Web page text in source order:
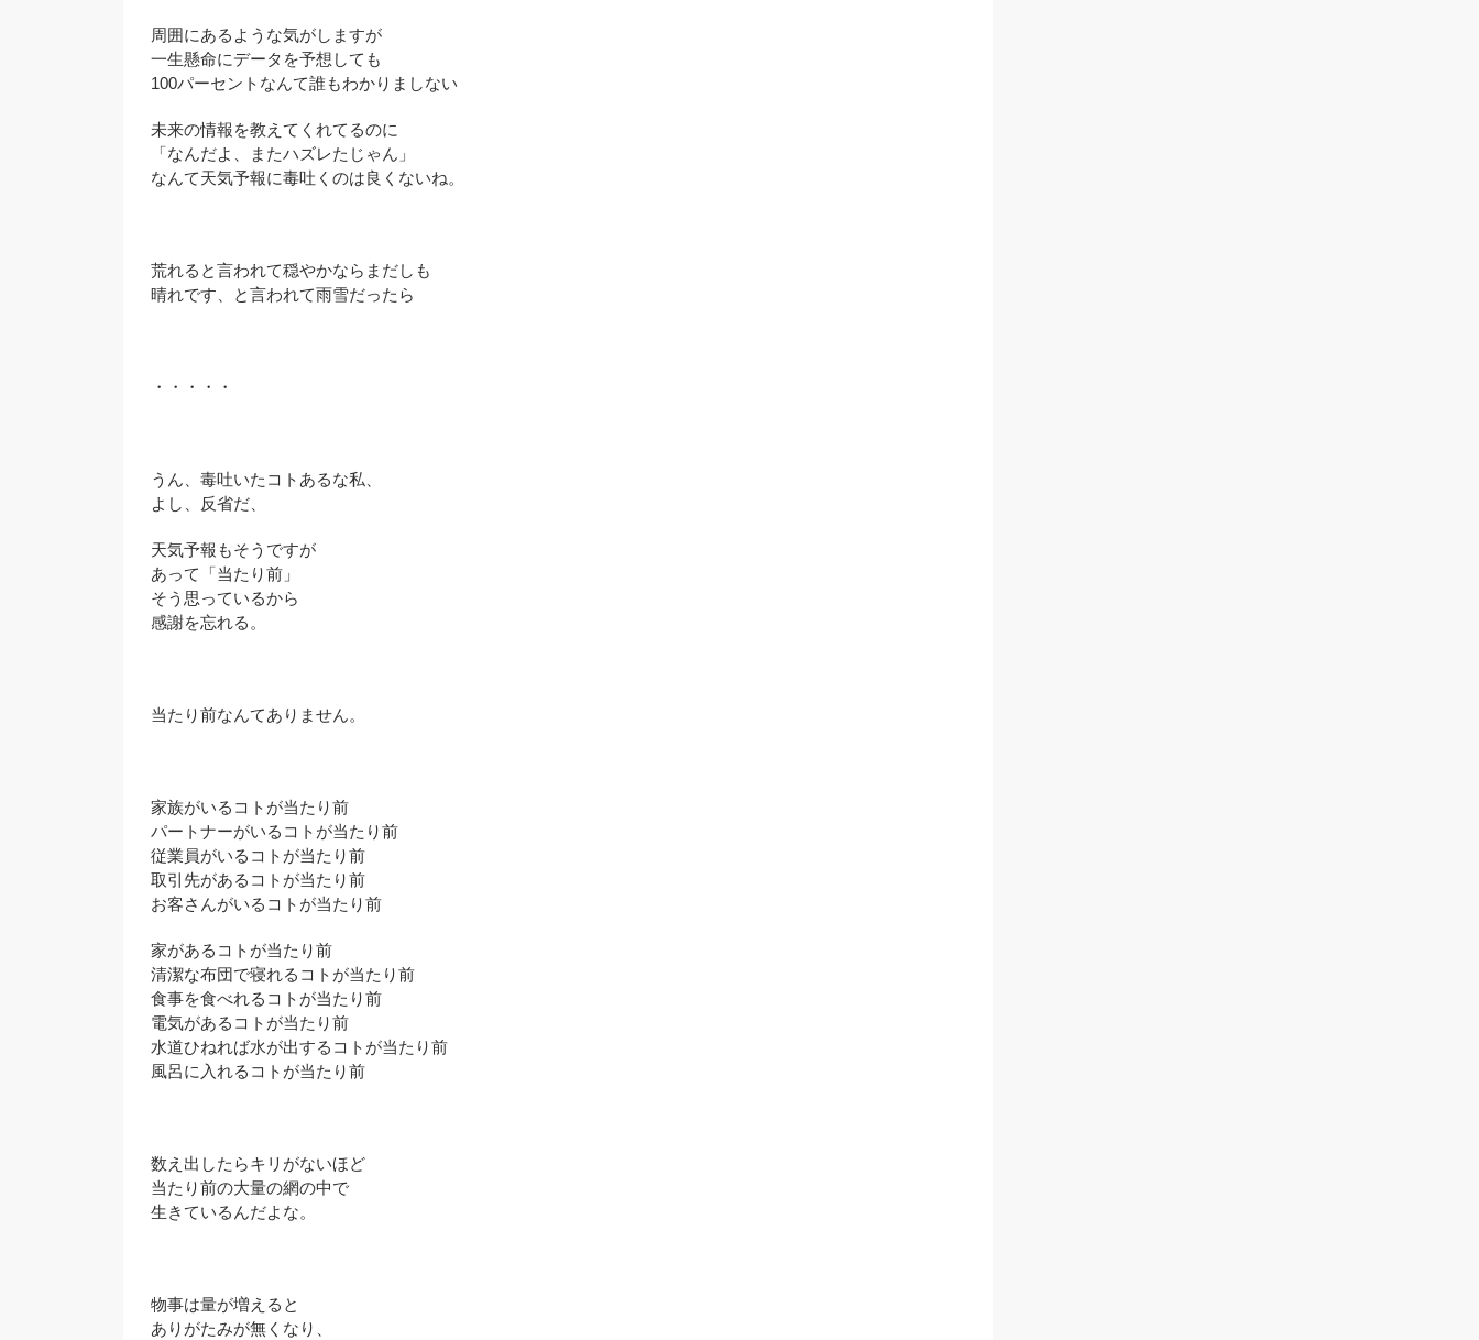
周囲にあるような気がしますが
一生懸命にデータを予想しても
100パーセントなんて誰もわかりましない
未来の情報を教えてくれてるのに
「なんだよ、またハズレたじゃん」
なんて天気予報に毒吐くのは良くないね。
荒れると言われて穏やかならまだしも
晴れです、と言われて雨雪だったら
・・・・・
うん、毒吐いたコトあるな私、
よし、反省だ、
天気予報もそうですが
あって「当たり前」
そう思っているから
感謝を忘れる。
当たり前なんてありません。
家族がいるコトが当たり前
パートナーがいるコトが当たり前
従業員がいるコトが当たり前
取引先があるコトが当たり前
お客さんがいるコトが当たり前
家があるコトが当たり前
清潔な布団で寝れるコトが当たり前
食事を食べれるコトが当たり前
電気があるコトが当たり前
水道ひねれば水が出するコトが当たり前
風呂に入れるコトが当たり前
数え出したらキリがないほど
当たり前の大量の網の中で
生きているんだよな。
物事は量が増えると
ありがたみが無くなり、